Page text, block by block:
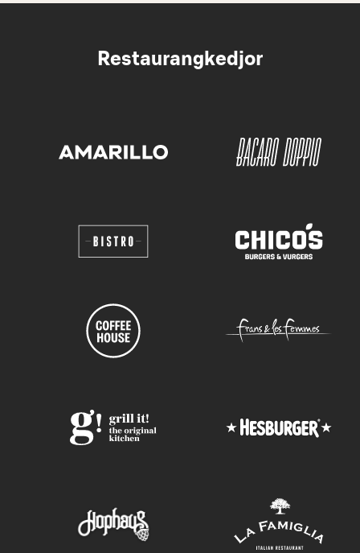
Restaurangkedjor